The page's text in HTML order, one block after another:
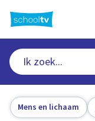
naar
hoofdinhoud
Mens en lichaam